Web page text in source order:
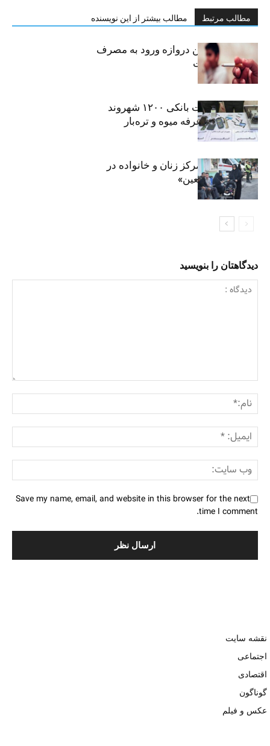
مطالب مرتبط مطالب بیشتر از این نویسنده
سیگار، مهمترین دروازه ورود به مصرف
موادمخدر است
افشای اطلاعات بانکی ۱۲۰۰ شهروند
تهرانی در یک غرفه میوه و تره‌بار
روایت حضور مرکز زنان و خانواده در
«جاماندگان اربعین»
دیدگاهتان را بنویسید
Save my name, email, and website in this browser for the next
time I comment.
نقشه سایت
اجتماعی
اقتصادی
گوناگون
عکس و فیلم